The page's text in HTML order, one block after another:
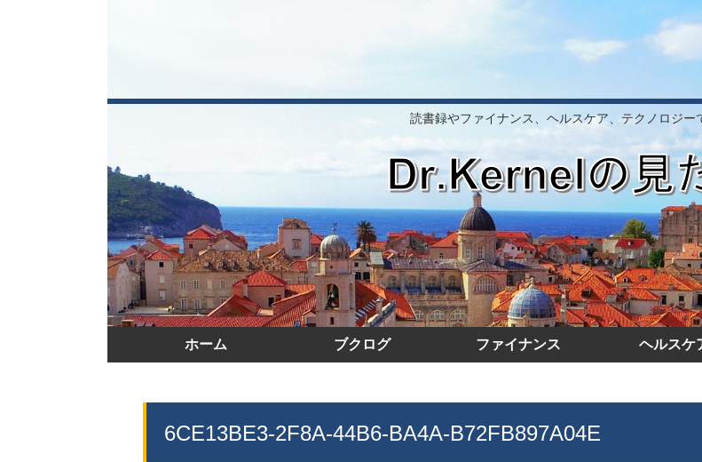
読書録やファイナンス、ヘルスケア、テクノロジー
ホーム ブクログ ファイナンス ヘルスケ
6CE13BE3-2F8A-44B6-BA4A-B72FB897A04E